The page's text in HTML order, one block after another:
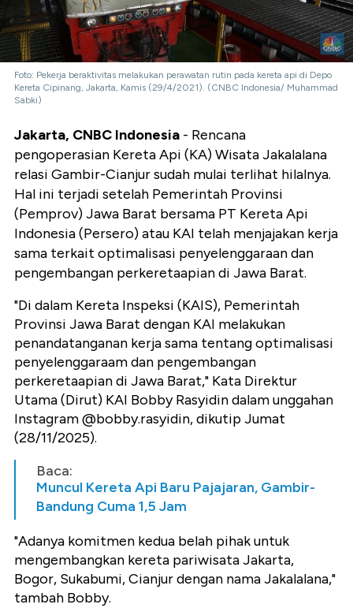
Foto: Pekerja beraktivitas melakukan perawatan rutin pada kereta api di Depo
Kereta Cipinang, Jakarta, Kamis (29/4/2021). (CNBC Indonesia/ Muhammad
Sabki)
Jakarta, CNBC Indonesia - Rencana
pengoperasian Kereta Api (KA) Wisata Jakalalana
relasi Gambir-Cianjur sudah mulai terlihat hilalnya.
Hal ini terjadi setelah Pemerintah Provinsi
(Pemprov) Jawa Barat bersama PT Kereta Api
Indonesia (Persero) atau KAI telah menjajakan kerja
sama terkait optimalisasi penyelenggaraan dan
pengembangan perkeretaapian di Jawa Barat.
"Di dalam Kereta Inspeksi (KAIS), Pemerintah
Provinsi Jawa Barat dengan KAI melakukan
penandatanganan kerja sama tentang optimalisasi
penyelenggaraam dan pengembangan
perkeretaapian di Jawa Barat," Kata Direktur
Utama (Dirut) KAI Bobby Rasyidin dalam unggahan
Instagram @bobby.rasyidin, dikutip Jumat
(28/11/2025).
Baca:
Muncul Kereta Api Baru Pajajaran, Gambir-
Bandung Cuma 1,5 Jam
"Adanya komitmen kedua belah pihak untuk
mengembangkan kereta pariwisata Jakarta,
Bogor, Sukabumi, Cianjur dengan nama Jakalalana,"
tambah Bobby.